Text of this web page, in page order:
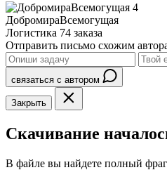
4
ДобромираВсемогущая
Логистика 74 заказа
Отправить письмо схожим
связаться с автором
Закрыть
Скачивание
В файле вы найдете полный